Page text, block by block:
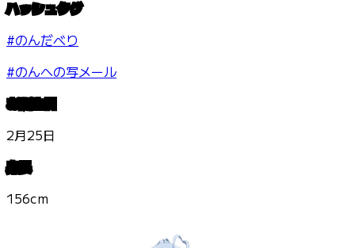
ハッシュタグ
#のんだべり
#のんへの写メール
お誕生日
2月25日
身長
156cm